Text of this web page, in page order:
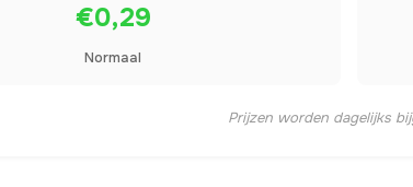
€0,29
Normaal
Prijzen worden dagelijks